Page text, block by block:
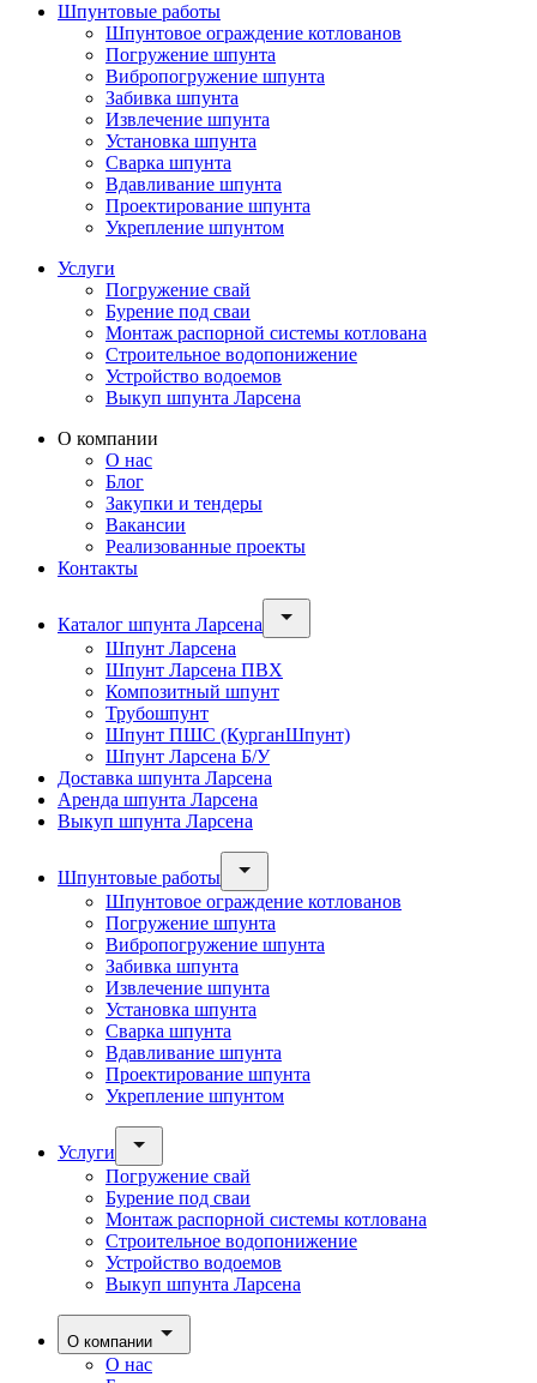
Шпунтовые работы
Шпунтовое ограждение котлованов
Погружение шпунта
Вибропогружение шпунта
Забивка шпунта
Извлечение шпунта
Установка шпунта
Сварка шпунта
Вдавливание шпунта
Проектирование шпунта
Укрепление шпунтом
Услуги
Погружение свай
Бурение под сваи
Монтаж распорной системы котлована
Строительное водопонижение
Устройство водоемов
Выкуп шпунта Ларсена
О компании
О нас
Блог
Закупки и тендеры
Вакансии
Реализованные проекты
Контакты
Каталог шпунта Ларсена
Шпунт Ларсена
Шпунт Ларсена ПВХ
Композитный шпунт
Трубошпунт
Шпунт ПШС (КурганШпунт)
Шпунт Ларсена Б/У
Доставка шпунта Ларсена
Аренда шпунта Ларсена
Выкуп шпунта Ларсена
Шпунтовые работы
Шпунтовое ограждение котлованов
Погружение шпунта
Вибропогружение шпунта
Забивка шпунта
Извлечение шпунта
Установка шпунта
Сварка шпунта
Вдавливание шпунта
Проектирование шпунта
Укрепление шпунтом
Услуги
Погружение свай
Бурение под сваи
Монтаж распорной системы котлована
Строительное водопонижение
Устройство водоемов
Выкуп шпунта Ларсена
О компании
О нас